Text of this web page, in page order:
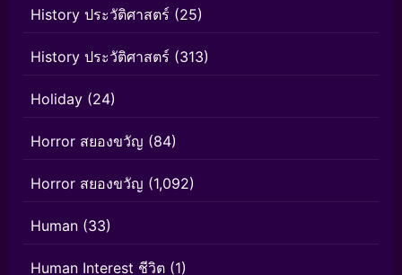
History ประวัติศาสตร์ (25)
History ประวัติศาสตร์ (313)
Holiday (24)
Horror สยองขวัญ (84)
Horror สยองขวัญ (1,092)
Human (33)
Human Interest ชีวิต (1)